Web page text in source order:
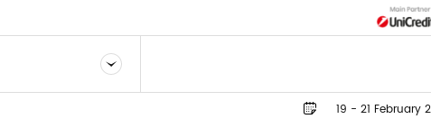
19 - 21 February